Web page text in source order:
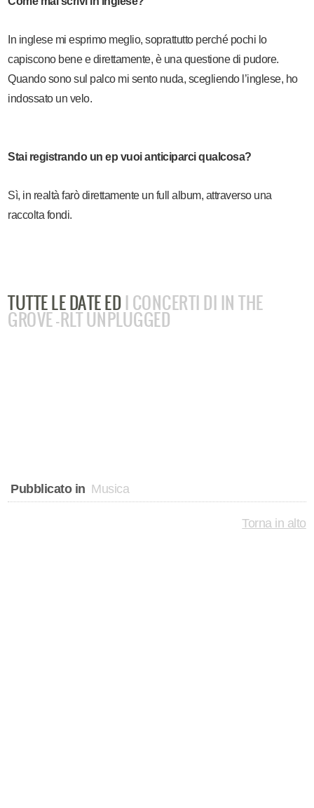
In inglese mi esprimo meglio, soprattutto perché pochi lo
capiscono bene e direttamente, è una questione di pudore.
Quando sono sul palco mi sento nuda, scegliendo l’inglese, ho
indossato un velo.
Stai registrando un ep vuoi anticiparci qualcosa?
Sì, in realtà farò direttamente un full album, attraverso una
raccolta fondi.
TUTTE LE DATE ED I CONCERTI DI IN THE
GROVE -RLT UNPLUGGED
Pubblicato in Musica
Torna in alto